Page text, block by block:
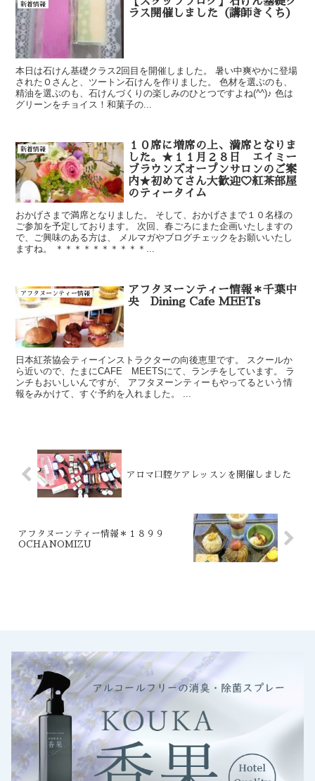
新着情報
ラス開催しました（講師きくち）
本日は石けん基礎クラス2回目を開催しました。 暑い中爽やかに登場
されたＯさんと、ツートン石けんを作りました。 色材を選ぶのも、
精油を選ぶのも、石けんづくりの楽しみのひとつですよね(^^)♪ 色は
グリーンをチョイス！和菓子の...
新着情報
１０席に増席の上、満席となりま
した。★１１月２８日 エイミー
ブラウンズオープンサロンのご案
内★初めてさん大歓迎♡紅茶部屋
のティータイム
おかげさまで満席となりました。 そして、おかげさまで１０名様の
ご参加を予定しております。 次回、春ごろにまた企画いたしますの
で、ご興味のある方は、 メルマガやブログチェックをお願いいたし
ますね。 ＊＊＊＊＊＊＊＊＊＊...
アフタヌーンティー情報
アフタヌーンティー情報＊千葉中
央 Dining Cafe MEETs
日本紅茶協会ティーインストラクターの向後恵里です。 スクールか
ら近いので、たまにCAFE MEETSにて、ランチをしています。 ラ
ンチもおいしいんですが、 アフタヌーンティーもやってるという情
報をみかけて、すぐ予約を入れました。 ...
アロマ口腔ケアレッスンを開催しました
アフタヌーンティー情報＊１８９９
OCHANOMIZU